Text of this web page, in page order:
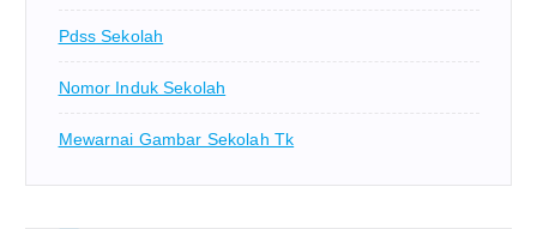
Pdss Sekolah
Nomor Induk Sekolah
Mewarnai Gambar Sekolah Tk